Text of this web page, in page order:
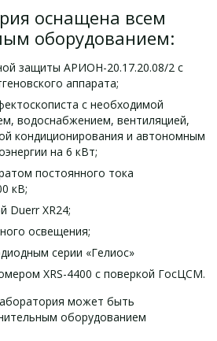
оснащена всем
оборудованием:
защиты АРИОН-20.17.20.08/2 с
аппарата;
с необходимой
водоснабжением, вентиляцией,
кондиционирования и автономным
на 6 кВт;
постоянного тока
кВ;
Duerr XR24;
освещения;
серии «Гелиос»
XRS-4400 с поверкой ГосЦСМ.
может быть
оборудованием